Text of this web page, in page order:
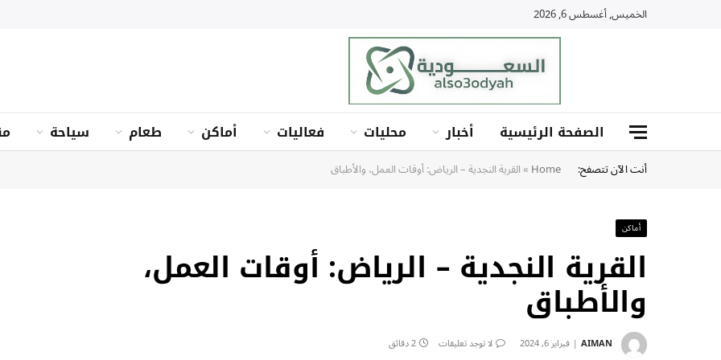
الخميس, أغسطس 6, 2026
الصفحة الرئيسية أخبار محليات فعاليات أماكن طعام سياحة
أنت الآن تتصفح: Home
»القرية النجدية – الرياض: أوقات العمل، والأطباق
أماكن
القرية النجدية – الرياض: أوقات العمل،
والأطباق
AIMAN فبراير 6, 2024 لا توجد تعليقات 2 دقائق